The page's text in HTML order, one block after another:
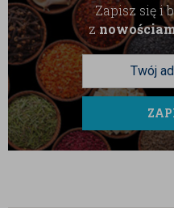
Zapisz się i
z